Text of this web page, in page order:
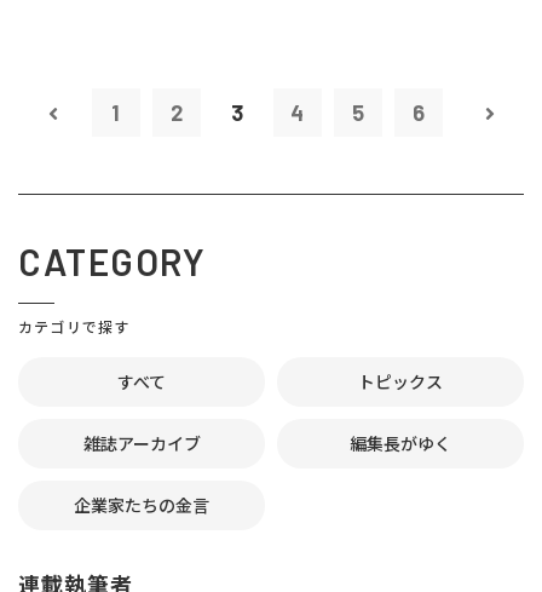
1 2 3 4 5 6
CATEGORY
カテゴリで探す
すべて トピックス
雑誌アーカイブ 編集長がゆく
企業家たちの金言
連載執筆者